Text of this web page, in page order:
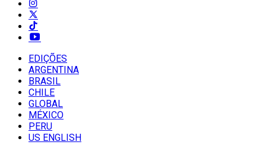
EDIÇÕES
ARGENTINA
BRASIL
CHILE
GLOBAL
MÉXICO
PERU
US ENGLISH